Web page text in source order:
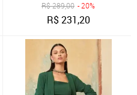
R$289,00 - 20%
R$231,20